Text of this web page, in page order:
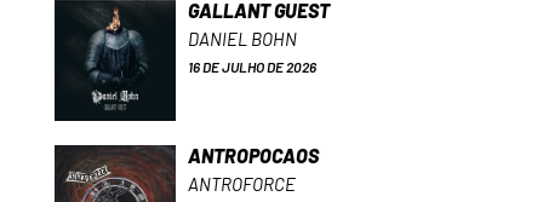
GALLANT GUEST
DANIEL BOHN
16 DE JULHO DE 2026
ANTROPOCAOS
ANTROFORCE